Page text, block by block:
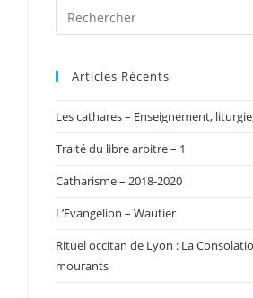
Articles Récents
Les cathares – Enseignement,
Traité du libre arbitre – 1
Catharisme – 2018-2020
L’Evangelion – Wautier
Rituel occitan de Lyon : La
mourants